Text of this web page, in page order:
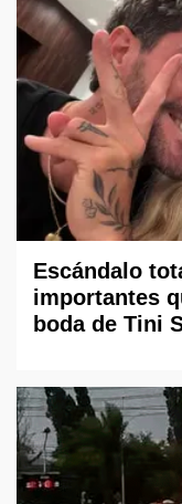
Escándalo
importantes
boda de Tini